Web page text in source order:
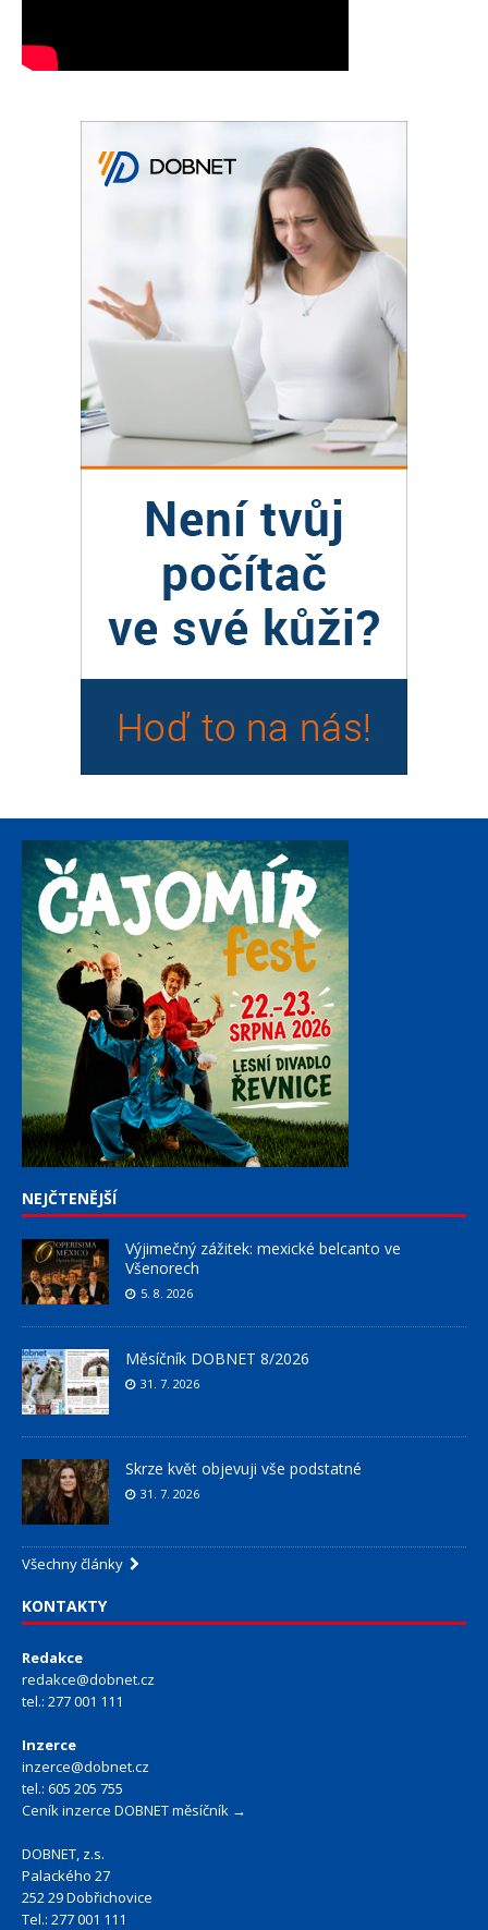
NEJČTENĚJŠÍ
Výjimečný zážitek: mexické belcanto ve
Všenorech
5. 8. 2026
Měsíčník DOBNET 8/2026
31. 7. 2026
Skrze květ objevuji vše podstatné
31. 7. 2026
Všechny články
KONTAKTY
Redakce
redakce@dobnet.cz
tel.: 277 001 111
Inzerce
inzerce@dobnet.cz
tel.: 605 205 755
Ceník inzerce DOBNET měsíčník →
DOBNET, z.s.
Palackého 27
252 29 Dobřichovice
Tel.: 277 001 111